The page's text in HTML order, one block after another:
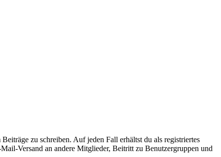
zu schreiben. Auf jeden Fall erhältst du als registriertes
Versand an andere Mitglieder, Beitritt zu Benutzergruppen und